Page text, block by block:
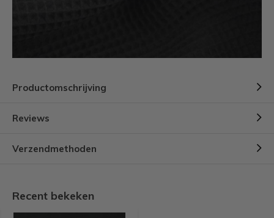
Productomschrijving
Reviews
Verzendmethoden
Recent bekeken